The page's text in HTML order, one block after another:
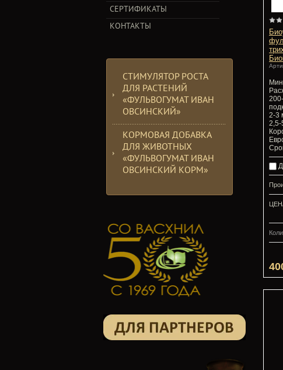
2-3
2,5-
СЕРТИФИКАТЫ
КОНТАКТЫ
СТИМУЛЯТОР РОСТА
ДЛЯ РАСТЕНИЙ
«ФУЛЬВОГУМАТ ИВАН
ОВСИНСКИЙ»
КОРМОВАЯ ДОБАВКА
ДЛЯ ЖИВОТНЫХ
«ФУЛЬВОГУМАТ ИВАН
ОВСИНСКИЙ КОРМ»